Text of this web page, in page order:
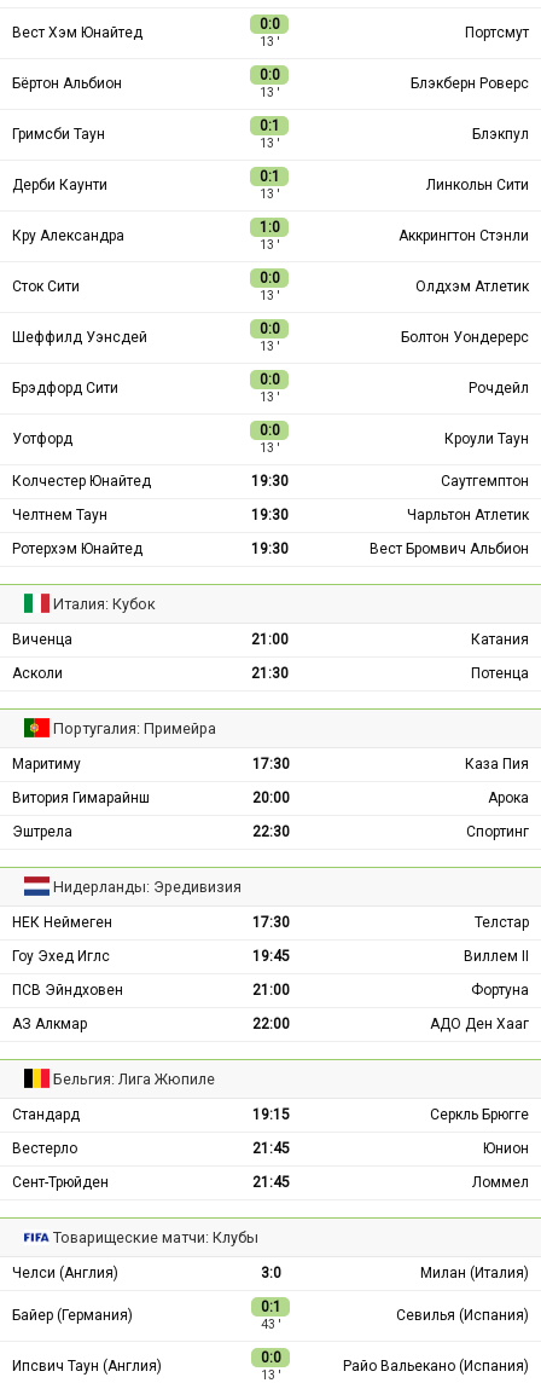
Вест Хэм Юнайтед 0:0
13 ′
Портсмут
Бёртон Альбион 0:0
13 ′
Блэкберн Роверс
Гримсби Таун 0:1
13 ′
Блэкпул
Дерби Каунти 0:1
13 ′
Линкольн Сити
Кру Александра 1:0
13 ′
Аккрингтон Стэнли
Сток Сити 0:0
13 ′
Олдхэм Атлетик
Шеффилд Уэнсдей 0:0
13 ′
Болтон Уондерерс
Брэдфорд Сити 0:0
13 ′
Рочдейл
Уотфорд 0:0
13 ′
Кроули Таун
Колчестер Юнайтед 19:30
Саутгемптон
Челтнем Таун
19:30
Чарльтон Атлетик
Ротерхэм Юнайтед
19:30 Вест Бромвич Альбион
Италия: Кубок
Виченца 21:00
Катания
Асколи
21:30 Потенца
Португалия: Примейра
Маритиму 17:30
Каза Пия
Витория Гимарайнш
20:00
Арока
Эштрела
22:30 Спортинг
Нидерланды: Эредивизия
НЕК Неймеген 17:30
Телстар
Гоу Эхед Иглс
19:45
Виллем II
ПСВ Эйндховен
21:00
Фортуна
АЗ Алкмар
22:00 АДО Ден Хааг
Бельгия: Лига Жюпиле
Стандард 19:15
Серкль Брюгге
Вестерло
21:45
Юнион
Сент-Трюйден
21:45 Ломмел
Товарищеские матчи: Клубы
Челси (Англия) 3:0 Милан (Италия)
Байер (Германия) 0:1
43 ′
Севилья (Испания)
Ипсвич Таун (Англия) 0:0
13 ′
Райо Вальекано (Испания)